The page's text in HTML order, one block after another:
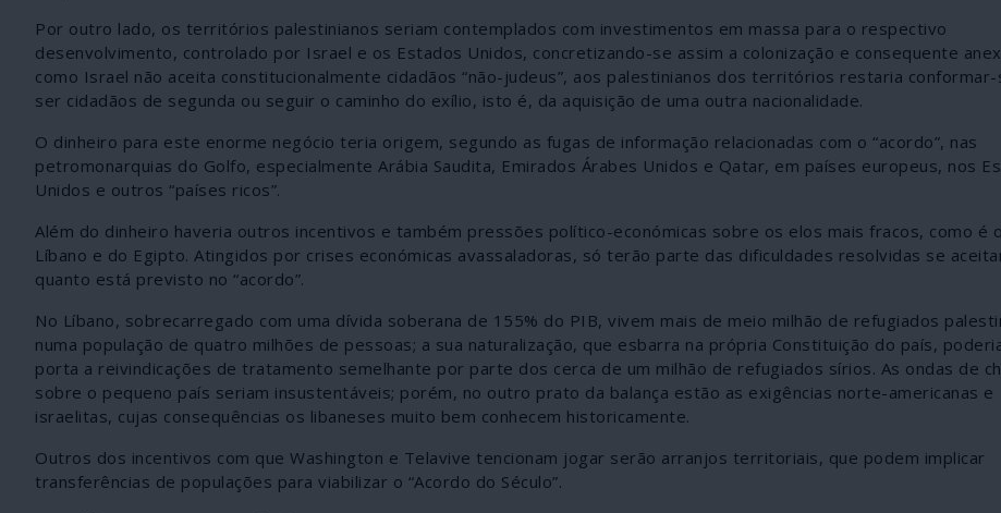
Por outro lado, os territórios palestinianos seriam contemplados com investimentos em massa para o respectivo
desenvolvimento, controlado por Israel e os Estados Unidos, concretizando-se assim a colonização e consequente
como Israel não aceita constitucionalmente cidadãos “não-judeus”, aos palestinianos dos territórios restaria conformar-
ser cidadãos de segunda ou seguir o caminho do exílio, isto é, da aquisição de uma outra nacionalidade.
O dinheiro para este enorme negócio teria origem, segundo as fugas de informação relacionadas com o “acordo”, nas
petromonarquias do Golfo, especialmente Arábia Saudita, Emirados Árabes Unidos e Qatar, em países europeus, nos
Unidos e outros “países ricos”.
Além do dinheiro haveria outros incentivos e também pressões político-económicas sobre os elos mais fracos, como é
Líbano e do Egipto. Atingidos por crises económicas avassaladoras, só terão parte das dificuldades resolvidas se
quanto está previsto no “acordo”.
No Líbano, sobrecarregado com uma dívida soberana de 155% do PIB, vivem mais de meio milhão de refugiados
numa população de quatro milhões de pessoas; a sua naturalização, que esbarra na própria Constituição do país,
porta a reivindicações de tratamento semelhante por parte dos cerca de um milhão de refugiados sírios. As ondas de
sobre o pequeno país seriam insustentáveis; porém, no outro prato da balança estão as exigências norte-americanas e
israelitas, cujas consequências os libaneses muito bem conhecem historicamente.
Outros dos incentivos com que Washington e Telavive tencionam jogar serão arranjos territoriais, que podem implicar
transferências de populações para viabilizar o “Acordo do Século”.